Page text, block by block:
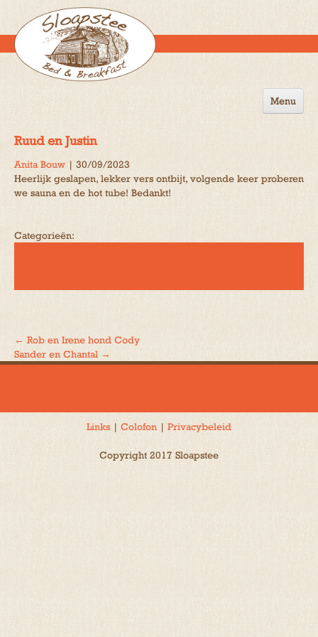
Menu
Omgeving
Gastenboek
Ruud en Justin
Anita Bouw | 30/09/2023
Heerlijk geslapen, lekker vers ontbijt, volgende keer proberen
we sauna en de hot tube! Bedankt!
Categorieën:
Bericht
← Rob en Irene hond Cody
Sander en Chantal →
Links | Colofon | Privacybeleid
Copyright 2017 Sloapstee